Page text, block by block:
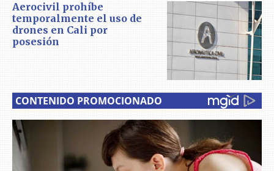
Aerocivil prohíbe
temporalmente el uso de
drones en Cali por
posesión